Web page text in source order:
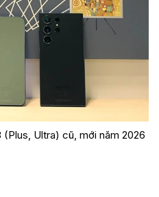
(Plus, Ultra) cũ, mới năm 2026